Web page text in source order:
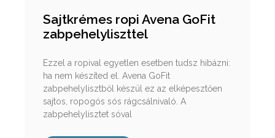
Sajtkrémes ropi Avena GoFit
zabpehelyliszttel
Ezzel a ropival egyetlen esetben tudsz hibázni:
ha nem készíted el. Avena GoFit
zabpehelylisztből készül ez az elképesztően
sajtos, ropogós sós rágcsálnivaló. A
zabpehelylisztet sóval